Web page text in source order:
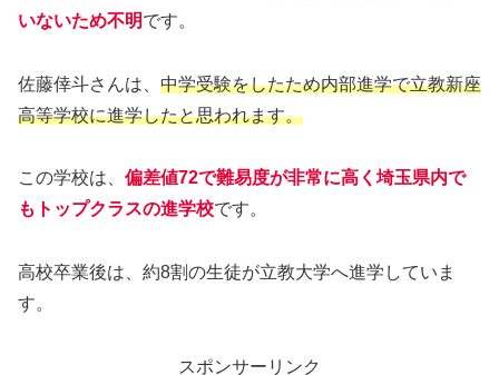
いないため不明です。
佐藤倖斗さんは、 中学受験をしたため内部進学で立教新座
高等学校に進学したと思われます。
この学校は、 偏差値72で難易度が非常に高く埼玉県内で
もトップクラスの進学校です。
高校卒業後は、約8割の生徒が立教大学へ進学していま
す。
スポンサーリンク